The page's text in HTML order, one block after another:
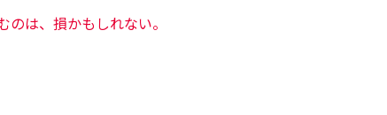
は、損かもしれない。